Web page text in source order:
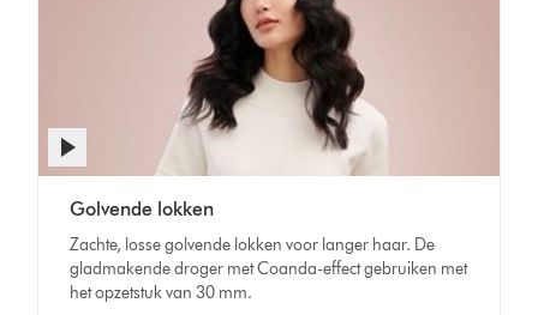
Transcript
Videotranscript
openen
Golvende lokken
Zachte, losse golvende lokken voor langer haar. De
gladmakende droger met Coanda-effect gebruiken met
het opzetstuk van 30 mm.